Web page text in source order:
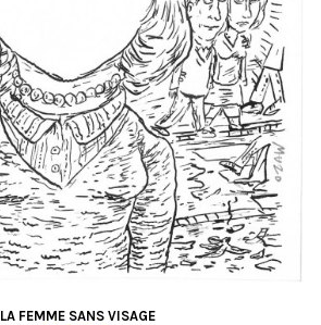
LA FEMME SANS VISAGE